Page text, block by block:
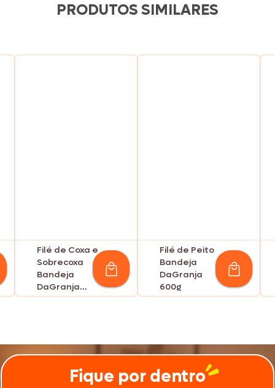
PRODUTOS SIMILARES
Filé de Coxa e
Sobrecoxa
Bandeja
DaGranja
600g
Filé de Peito
Bandeja
DaGranja
600g
Fique por dentro